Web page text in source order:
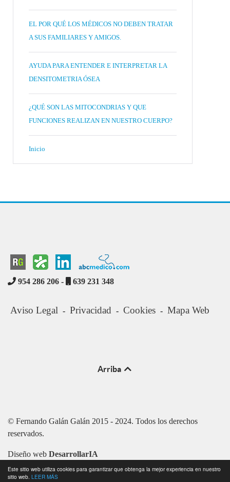
Este sitio web utiliza cookies para garantizar que obtenga la mejor experiencia en nuestro
sitio web. LEER MÁS
EL POR QUÉ LOS MÉDICOS NO DEBEN TRATAR
A SUS FAMILIARES Y AMIGOS.
AYUDA PARA ENTENDER E INTERPRETAR LA
DENSITOMETRIA ÓSEA
¿QUÉ SON LAS MITOCONDRIAS Y QUE
FUNCIONES REALIZAN EN NUESTRO CUERPO?
Inicio
954 286 206 - 639 231 348
Aviso Legal - Privacidad - Cookies - Mapa Web
Arriba
© Fernando Galán Galán 2015 - 2024. Todos los derechos
reservados.
Diseño web DesarrollarIA